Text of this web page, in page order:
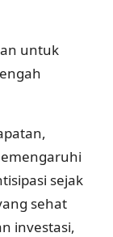
untuk
sejak
sehat
investasi,